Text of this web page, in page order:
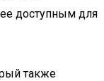
доступным для
также